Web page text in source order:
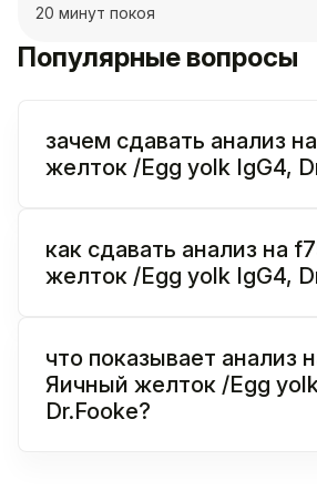
20 минут покоя
Популярные вопросы
зачем сдавать анализ
желток /Egg yolk IgG4,
как сдавать анализ на
желток /Egg yolk IgG4,
что показывает анализ
Яичный желток /Egg
Dr.Fooke?